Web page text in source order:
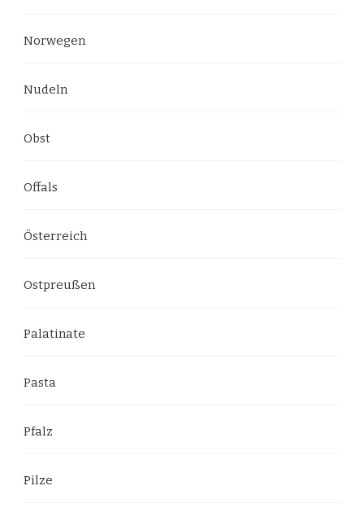
Norwegen
Nudeln
Obst
Offals
Österreich
Ostpreußen
Palatinate
Pasta
Pfalz
Pilze